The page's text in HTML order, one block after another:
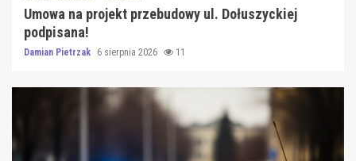
Umowa na projekt przebudowy ul. Dołuszyckiej
podpisana!
Damian Pietrzak 6 sierpnia 2026 11